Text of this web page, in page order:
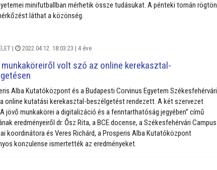
minifutballban mérhetik össze tudásukat. A pénteki tornán rögtön
láthat a közönség.
| 2022.04.12. 18:03:23 | 4 éve
volt szó az online kerekasztal-
Alba Kutatóközpont és a Budapesti Corvinus Egyetem Székesfehérvári
online kutatási kerekasztal-beszélgetést rendezett. A két szervezet
jövő munkakörei a digitalizáció és a fenntarthatóság jegyében” című
eredményeiről dr. Ősz Rita, a BCE docense, a Székesfehérvári Campus
koordinátora és Veres Richárd, a Prosperis Alba Kutatóközpont
konzulense ismertették az eredményeket.